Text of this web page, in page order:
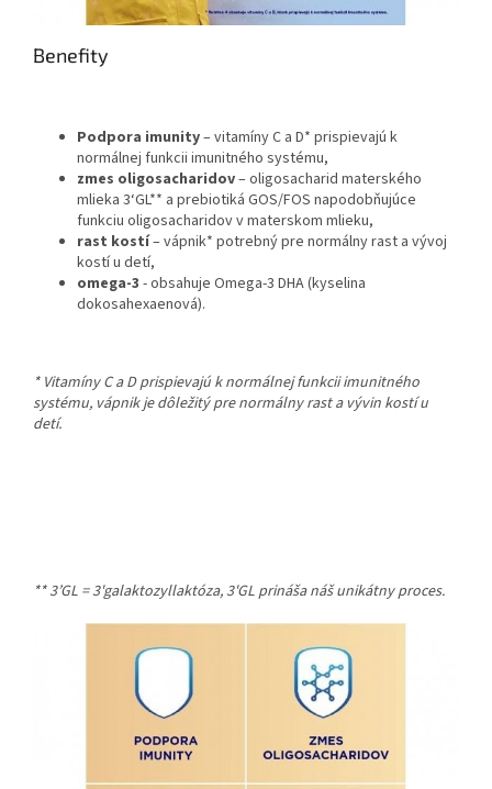
Benefity
Podpora imunity– vitamíny C a D* prispievajú k
normálnej funkcii imunitného systému,
zmes oligosacharidov– oligosacharid materského
mlieka 3‘GL** a prebiotiká GOS/FOS napodobňujúce
funkciu oligosacharidov v materskom mlieku,
rast kostí– vápnik* potrebný pre normálny rast a vývoj
kostí u detí,
omega-3 - obsahuje Omega-3 DHA (kyselina
dokosahexaenová).
* Vitamíny C a D prispievajú k normálnej funkcii imunitného
systému, vápnik je dôležitý pre normálny rast a vývin kostí u
detí.
** 3’GL = 3'galaktozyllaktóza, 3'GL prináša náš unikátny proces.